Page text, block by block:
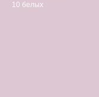
10 белых